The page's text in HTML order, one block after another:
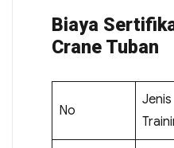
Biaya
Crane Tuban
No
Jenis